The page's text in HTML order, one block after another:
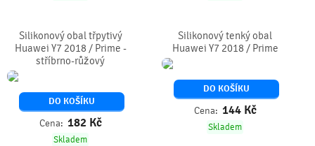
Silikonový obal třpytivý
Huawei Y7 2018 / Prime -
stříbrno-růžový
DO KOŠÍKU
Cena: 182 Kč
Skladem
Silikonový tenký obal
Huawei Y7 2018 / Prime
DO KOŠÍKU
Cena: 144 Kč
Skladem